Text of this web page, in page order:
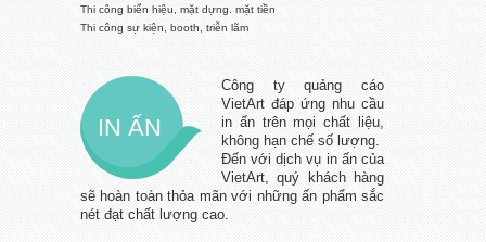
Thi công biển hiệu, mặt dựng. mặt tiền
Thi công sự kiện, booth, triễn lãm
IN ẤN
Công ty quảng cáo
VietArt đáp ứng nhu cầu
in ấn trên mọi chất liệu,
không hạn chế số lượng.
Đến với dịch vụ in ấn của
VietArt, quý khách hàng
sẽ hoàn toàn thỏa mãn với những ấn phẩm sắc
nét đạt chất lượng cao.